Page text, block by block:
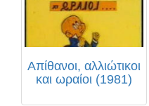
Απίθανοι, αλλιώτικοι
και ωραίοι (1981)